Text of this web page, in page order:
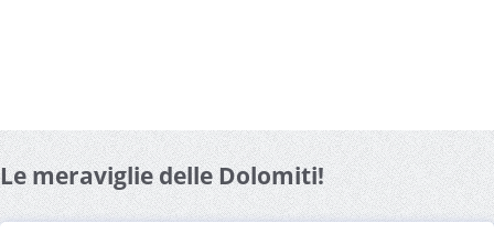
Le meraviglie delle Dolomiti!